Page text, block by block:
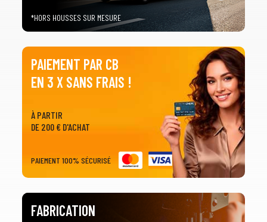
*HORS HOUSSES SUR MESURE
PAIEMENT PAR CB
EN 3 X SANS FRAIS !
À PARTIR
DE 200 € D'ACHAT
PAIEMENT 100% SÉCURISÉ
FABRICATION